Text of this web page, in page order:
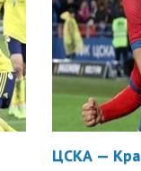
ЦСКА —